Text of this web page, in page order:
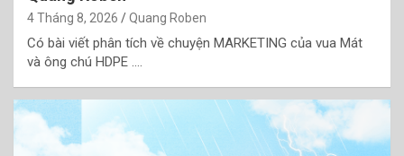
4 Tháng 8, 2026 Quang Roben
Có bài viết phân tích về chuyện MARKETING của vua Mát
và ông chú HDPE .…